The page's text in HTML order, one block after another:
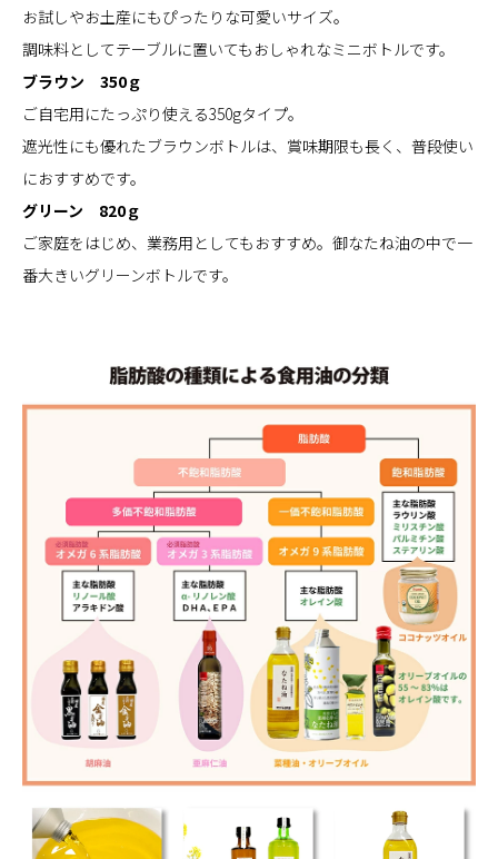
お試しやお土産にもぴったりな可愛いサイズ。
調味料としてテーブルに置いてもおしゃれなミニボトルです。
ブラウン 350ｇ
ご自宅用にたっぷり使える350gタイプ。
遮光性にも優れたブラウンボトルは、賞味期限も長く、普段使い
におすすめです。
グリーン 820ｇ
ご家庭をはじめ、業務用としてもおすすめ。御なたね油の中で一
番大きいグリーンボトルです。